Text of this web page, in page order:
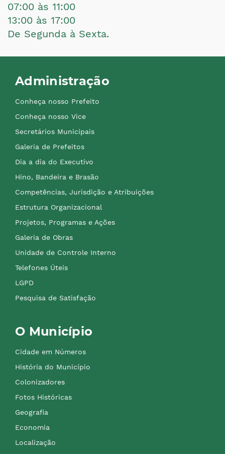
07:00 às 11:00
13:00 às 17:00
De Segunda à Sexta.
Administração
Conheça nosso Prefeito
Conheça nosso Vice
Secretários Municipais
Galeria de Prefeitos
Dia a dia do Executivo
Hino, Bandeira e Brasão
Competências, Jurisdição e Atribuições
Estrutura Organizacional
Projetos, Programas e Ações
Galeria de Obras
Unidade de Controle Interno
Telefones Úteis
LGPD
Pesquisa de Satisfação
O Município
Cidade em Números
História do Município
Colonizadores
Fotos Históricas
Geografia
Economia
Localização